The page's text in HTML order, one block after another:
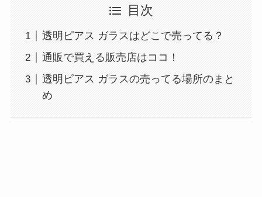
目次
透明ピアス ガラスはどこで売ってる？
通販で買える販売店はココ！
透明ピアス ガラスの売ってる場所のまと
め